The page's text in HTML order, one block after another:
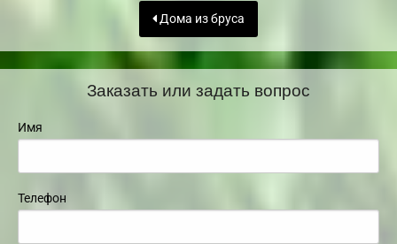
Дома из бруса
Заказать или задать вопрос
Имя
Телефон